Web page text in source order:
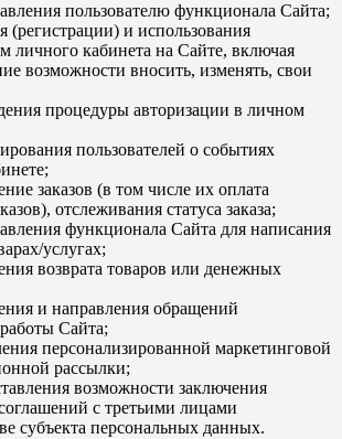
пользователю функционала Сайта;
(регистрации) и использования
личного кабинета на Сайте, включая
возможности вносить, изменять, свои
процедуры авторизации в личном
пользователей о событиях
заказов (в том числе их оплата
отслеживания статуса заказа;
функционала Сайта для написания
услугах;
возврата товаров или денежных
и направления обращений
Сайта;
персонализированной маркетинговой
рассылки;
возможности заключения
с третьими лицами
субъекта персональных данных.